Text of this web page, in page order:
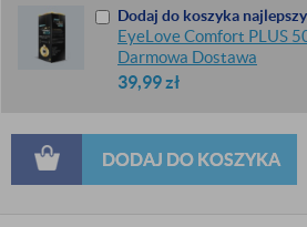
Dodaj do koszyka
EyeLove Comfort PLUS
Darmowa Dostawa
39,99zł
DODAJ DO KOSZYKA